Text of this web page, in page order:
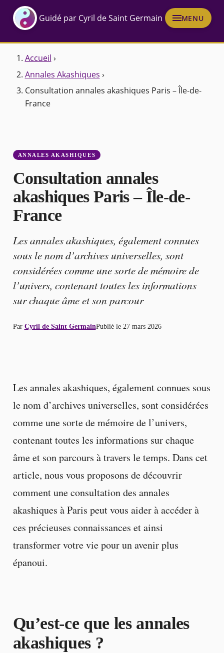
Guidé par Cyril de Saint Germain MENU
Accueil ›
Annales Akashiques ›
Consultation annales akashiques Paris – Île-de-
France
ANNALES AKASHIQUES
Consultation annales
akashiques Paris – Île-de-
France
Les annales akashiques, également connues
sous le nom d’archives universelles, sont
considérées comme une sorte de mémoire de
l’univers, contenant toutes les informations
sur chaque âme et son parcour
Par Cyril de Saint GermainPublié le 27 mars 2026
Les annales akashiques, également connues sous
le nom d’archives universelles, sont considérées
comme une sorte de mémoire de l’univers,
contenant toutes les informations sur chaque
âme et son parcours à travers le temps. Dans cet
article, nous vous proposons de découvrir
comment une consultation des annales
akashiques à Paris peut vous aider à accéder à
ces précieuses connaissances et ainsi
transformer votre vie pour un avenir plus
épanoui.
Qu’est-ce que les annales
akashiques ?